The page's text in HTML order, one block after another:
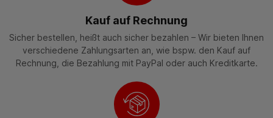
Kauf auf Rechnung
Sicher bestellen, heißt auch sicher bezahlen – Wir bieten Ihnen
verschiedene Zahlungsarten an, wie bspw. den Kauf auf
Rechnung, die Bezahlung mit PayPal oder auch Kreditkarte.